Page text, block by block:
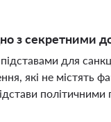
з
для
які не містять
політичними